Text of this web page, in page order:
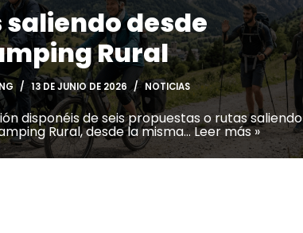
saliendo desde
Rural
13 DE JUNIO DE 2026 NOTICIAS
disponéis de seis propuestas o rutas saliendo
Rural, desde la misma…Leer más »